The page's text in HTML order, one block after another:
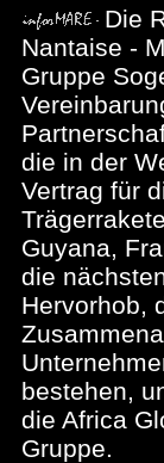
Die
Nantaise -
Gruppe
die in der
Vertrag für
Guyana,
die
Hervorhob,
bestehen,
die Africa
Gruppe.